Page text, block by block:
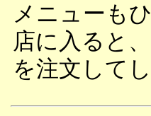
メニューも
店に入ると
を注文して